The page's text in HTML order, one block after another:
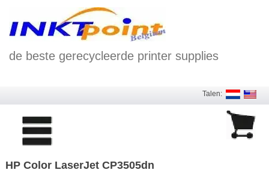
de beste gerecycleerde printer supplies
Talen:
HP Color LaserJet CP3505dn